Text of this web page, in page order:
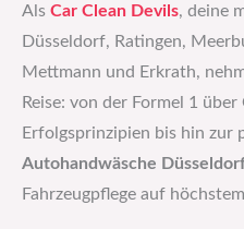
Als Car Clean Devils, deine
Düsseldorf, Ratingen,
Mettmann und Erkrath,
Reise: von der Formel 1
Erfolgsprinzipien bis hin zur
Autohandwäsche
Fahrzeugpflege auf